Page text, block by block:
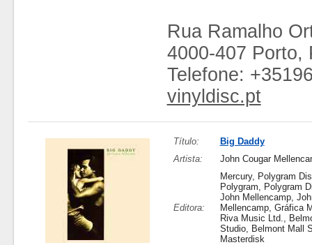
Rua Ramalho
4000-407 Porto,
Telefone:
vinyldisc.pt
Título:
Big Daddy
Artista:
John Cougar
Editora:
Mercury, Polygram
Polygram, Polygram
John Mellencamp,
Mellencamp, Gráfica
Riva Music Ltd.,
Studio, Belmont Mall
Masterdisk